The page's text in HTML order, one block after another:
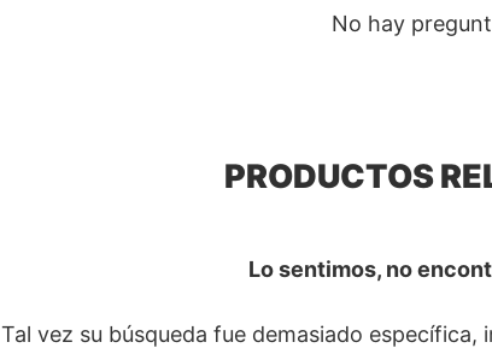
No hay
PRODUCTOS
Lo sentimos, no
Tal vez su búsqueda fue demasiado